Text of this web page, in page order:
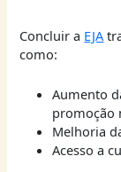
Concluir a EJA
como:
Aumento
promoção
Melhoria
Acesso a